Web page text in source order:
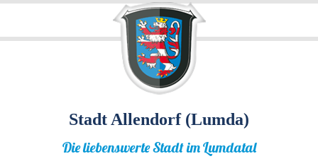
Stadt Allendorf (Lumda)
Die liebenswerte Stadt im Lumdatal